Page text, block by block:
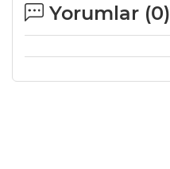
Yorumlar (0)